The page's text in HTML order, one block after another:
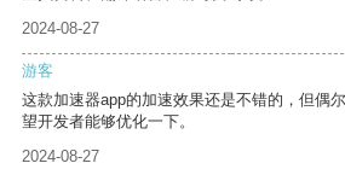
2024-08-27
游客
这款加速器app的加速效果还是不错的，但偶
望开发者能够优化一下。
2024-08-27